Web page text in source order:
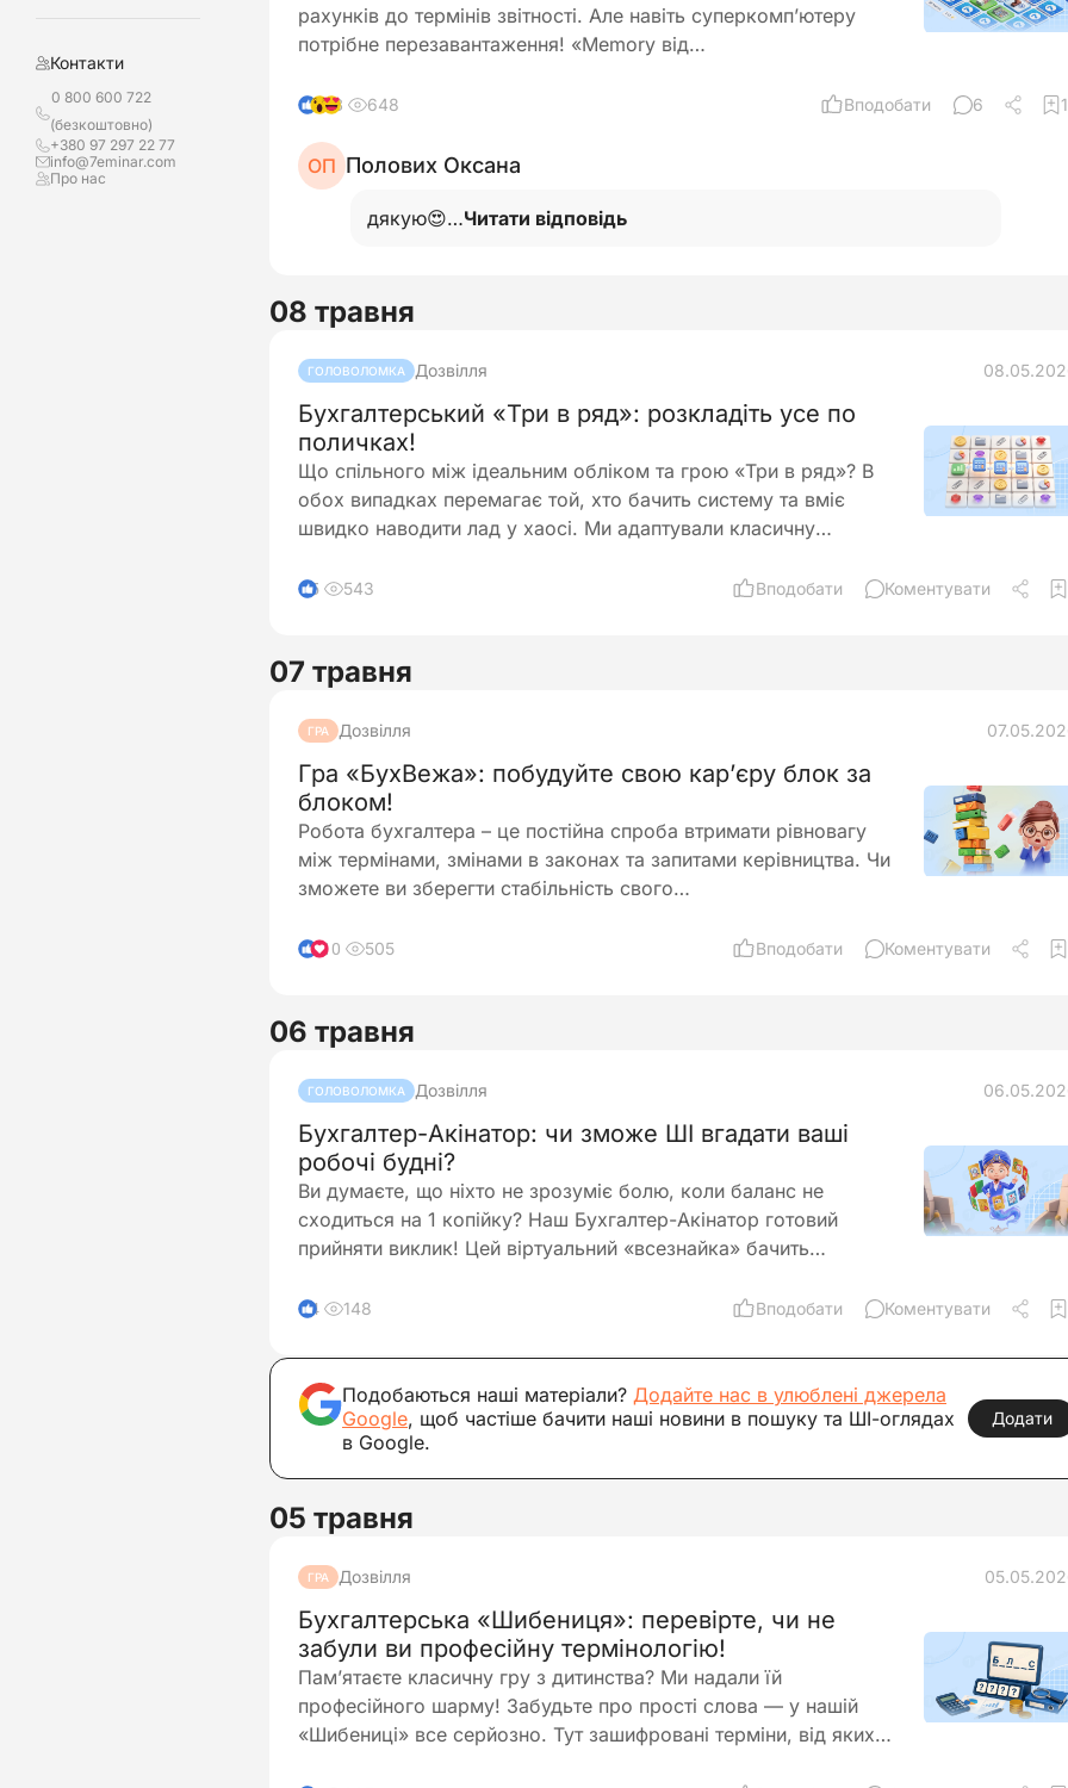
Контакти
0 800 600 722
(безкоштовно)
+380 97 297 22 77
info@7eminar.com
Про нас
рахунків до термінів звітності. Але навіть суперкомп’ютеру
потрібне перезавантаження! «Memory від…
8 648 Вподобати 6 1
ОП Полових Оксана
дякую😍…Читати відповідь
08 травня
ГОЛОВОЛОМКА Дозвілля
Бухгалтерський «Три в ряд»: розкладіть усе по
поличках!
Що спільного між ідеальним обліком та грою «Три в ряд»? В
обох випадках перемагає той, хто бачить систему та вміє
швидко наводити лад у хаосі. Ми адаптували класичну…
5 543 Вподобати Коментувати
07 травня
ГРА Дозвілля
Гра «БухВежа»: побудуйте свою кар’єру блок за
блоком!
Робота бухгалтера – це постійна спроба втримати рівновагу
між термінами, змінами в законах та запитами керівництва. Чи
зможете ви зберегти стабільність свого…
10 505 Вподобати Коментувати
06 травня
ГОЛОВОЛОМКА Дозвілля
Бухгалтер-Акінатор: чи зможе ШІ вгадати ваші
робочі будні?
Ви думаєте, що ніхто не зрозуміє болю, коли баланс не
сходиться на 1 копійку? Наш Бухгалтер-Акінатор готовий
прийняти виклик! Цей віртуальний «всезнайка» бачить…
4 148 Вподобати Коментувати
Подобаються наші матеріали? Додайте нас в улюблені джерела
Google, щоб частіше бачити наші новини в пошуку та ШІ-оглядах
в Google.
Додати
05 травня
ГРА Дозвілля
Бухгалтерська «Шибениця»: перевірте, чи не
забули ви професійну термінологію!
Пам’ятаєте класичну гру з дитинства? Ми надали їй
професійного шарму! Забудьте про прості слова — у нашій
«Шибениці» все серйозно. Тут зашифровані терміни, від яких